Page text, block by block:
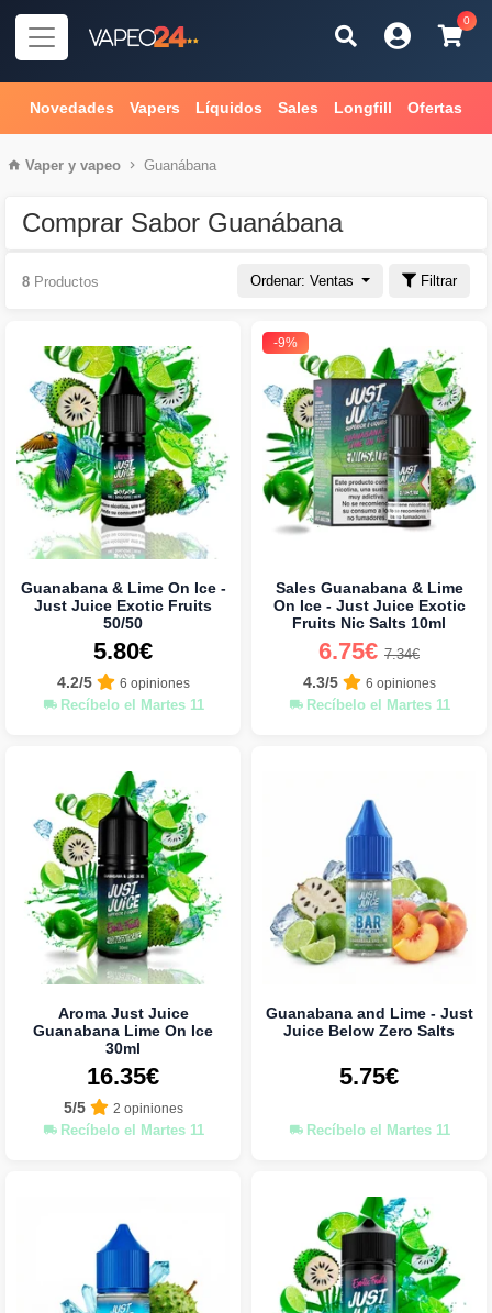
0
Novedades Vapers Líquidos Sales Longfill Ofertas
Vaper y vapeo Guanábana
Comprar Sabor Guanábana
Ordenar: Ventas Filtrar
8 Productos
Guanabana & Lime On Ice -
Just Juice Exotic Fruits
50/50
5.80€
4.2/5 6 opiniones
Recíbelo el Martes 11
-9%
Sales Guanabana & Lime
On Ice - Just Juice Exotic
Fruits Nic Salts 10ml
6.75€ 7.34€
4.3/5 6 opiniones
Recíbelo el Martes 11
Aroma Just Juice
Guanabana Lime On Ice
30ml
16.35€
5/5 2 opiniones
Recíbelo el Martes 11
Guanabana and Lime - Just
Juice Below Zero Salts
5.75€
Recíbelo el Martes 11